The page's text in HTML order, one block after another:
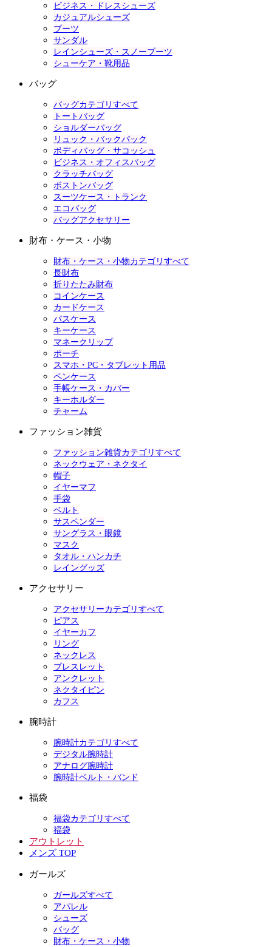
ビジネス・ドレスシューズ
カジュアルシューズ
ブーツ
サンダル
レインシューズ・スノーブーツ
シューケア・靴用品
バッグ
バッグカテゴリすべて
トートバッグ
ショルダーバッグ
リュック・バックパック
ボディバッグ・サコッシュ
ビジネス・オフィスバッグ
クラッチバッグ
ボストンバッグ
スーツケース・トランク
エコバッグ
バッグアクセサリー
財布・ケース・小物
財布・ケース・小物カテゴリすべて
長財布
折りたたみ財布
コインケース
カードケース
パスケース
キーケース
マネークリップ
ポーチ
スマホ・PC・タブレット用品
ペンケース
手帳ケース・カバー
キーホルダー
チャーム
ファッション雑貨
ファッション雑貨カテゴリすべて
ネックウェア・ネクタイ
帽子
イヤーマフ
手袋
ベルト
サスペンダー
サングラス・眼鏡
マスク
タオル・ハンカチ
レイングッズ
アクセサリー
アクセサリーカテゴリすべて
ピアス
イヤーカフ
リング
ネックレス
ブレスレット
アンクレット
ネクタイピン
カフス
腕時計
腕時計カテゴリすべて
デジタル腕時計
アナログ腕時計
腕時計ベルト・バンド
福袋
福袋カテゴリすべて
福袋
アウトレット
メンズ TOP
ガールズ
ガールズすべて
アパレル
シューズ
バッグ
財布・ケース・小物